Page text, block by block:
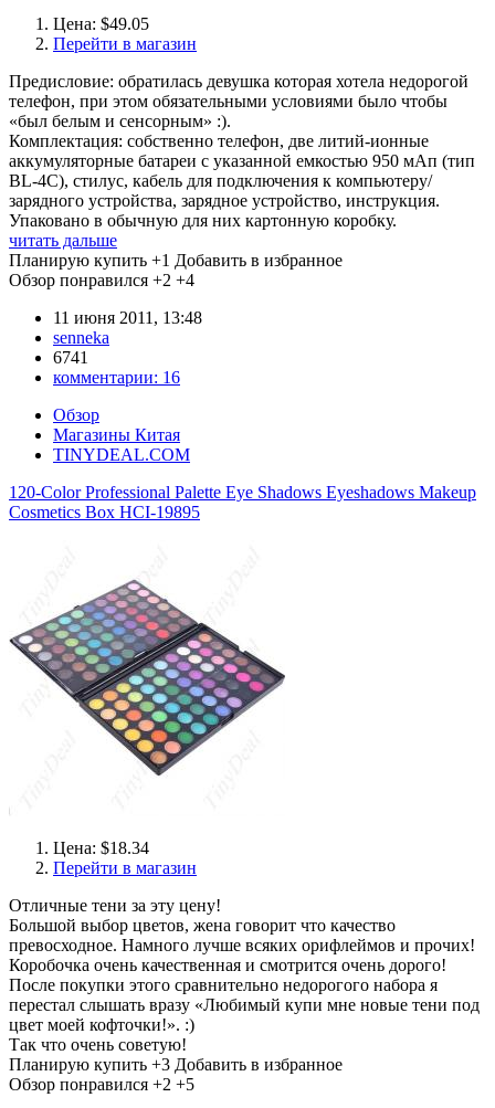
Цена: $49.05
Перейти в магазин
Предисловие: обратилась девушка которая хотела недорогой
телефон, при этом обязательными условиями было чтобы
«был белым и сенсорным» :).
Комплектация: собственно телефон, две литий-ионные
аккумуляторные батареи с указанной емкостью 950 мАп (тип
BL-4C), стилус, кабель для подключения к компьютеру/
зарядного устройства, зарядное устройство, инструкция.
Упаковано в обычную для них картонную коробку.
читать дальше
Планирую купить +1 Добавить в избранное
Обзор понравился +2 +4
11 июня 2011, 13:48
senneka
6741
комментарии: 16
Обзор
Магазины Китая
TINYDEAL.COM
120-Color Professional Palette Eye Shadows Eyeshadows Makeup
Cosmetics Box HCI-19895
Цена: $18.34
Перейти в магазин
Отличные тени за эту цену!
Большой выбор цветов, жена говорит что качество
превосходное. Намного лучше всяких орифлеймов и прочих!
Коробочка очень качественная и смотрится очень дорого!
После покупки этого сравнительно недорогого набора я
перестал слышать вразу «Любимый купи мне новые тени под
цвет моей кофточки!». :)
Так что очень советую!
Планирую купить +3 Добавить в избранное
Обзор понравился +2 +5